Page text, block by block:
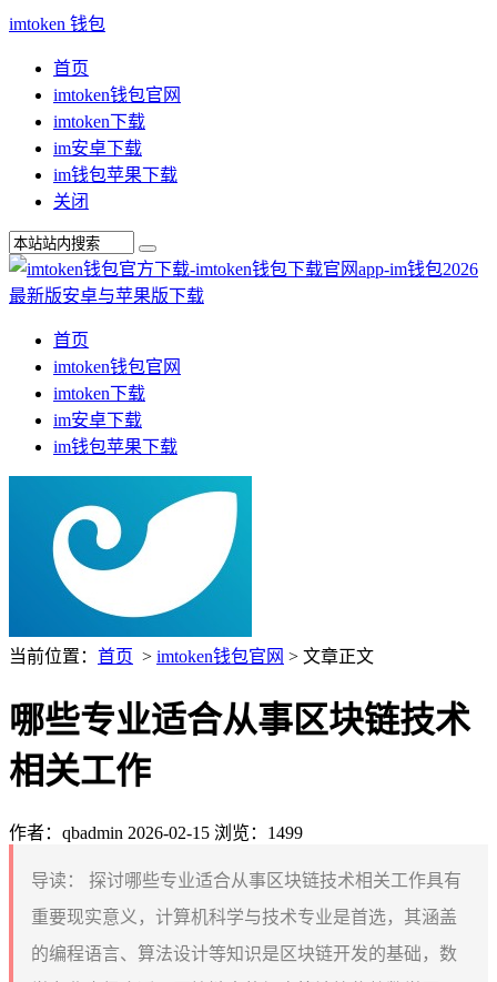
imtoken 钱包
首页
imtoken钱包官网
imtoken下载
im安卓下载
im钱包苹果下载
关闭
首页
imtoken钱包官网
imtoken下载
im安卓下载
im钱包苹果下载
当前位置： 首页 > imtoken钱包官网 > 文章正文
哪些专业适合从事区块链技术
相关工作
作者：qbadmin 2026-02-15 浏览：1499
导读：
探讨哪些专业适合从事区块链技术相关工作具有
重要现实意义，计算机科学与技术专业是首选，其涵盖
的编程语言、算法设计等知识是区块链开发的基础，数